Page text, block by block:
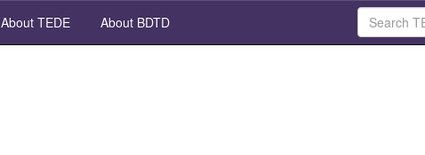
About TEDE About BDTD